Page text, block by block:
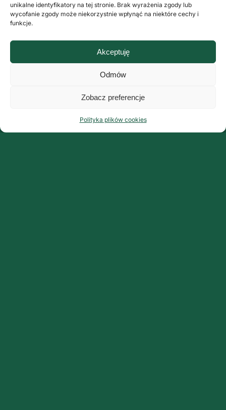
unikalne identyfikatory na tej stronie. Brak wyrażenia zgody lub
wycofanie zgody może niekorzystnie wpłynąć na niektóre cechy i
funkcje.
Akceptuję
Odmów
Zobacz preferencje
Polityka plików cookies